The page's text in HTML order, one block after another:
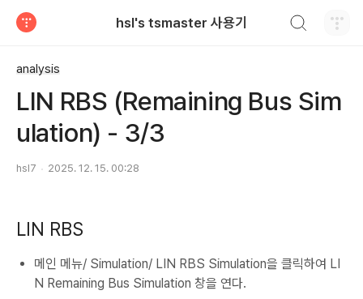
hsl's tsmaster 사용기
analysis
LIN RBS (Remaining Bus Sim
ulation) - 3/3
hsl7 2025. 12. 15. 00:28
LIN RBS
메인 메뉴/ Simulation/ LIN RBS Simulation을 클릭하여 LI
N Remaining Bus Simulation 창을 연다.